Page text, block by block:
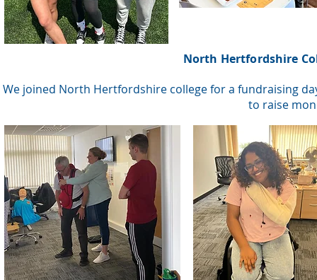
North Hertfordshire
We joined North Hertfordshire college for a fundraising
to raise